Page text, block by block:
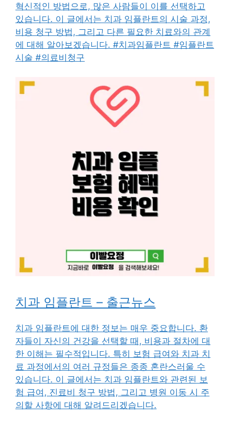
혁신적인 방법으로, 많은 사람들이 이를 선택하고
있습니다. 이 글에서는 치과 임플란트의 시술 과정,
비용 청구 방법, 그리고 다른 필요한 치료와의 관계
에 대해 알아보겠습니다. #치과임플란트 #임플란트
시술 #의료비청구
치과 임플란트 – 출근뉴스
치과 임플란트에 대한 정보는 매우 중요합니다. 환
자들이 자신의 건강을 선택할 때, 비용과 절차에 대
한 이해는 필수적입니다. 특히 보험 급여와 치과 치
료 과정에서의 여러 규정들은 종종 혼란스러울 수
있습니다. 이 글에서는 치과 임플란트와 관련된 보
험 급여, 진료비 청구 방법, 그리고 병원 이동 시 주
의할 사항에 대해 알려드리겠습니다.